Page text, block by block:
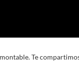
Te